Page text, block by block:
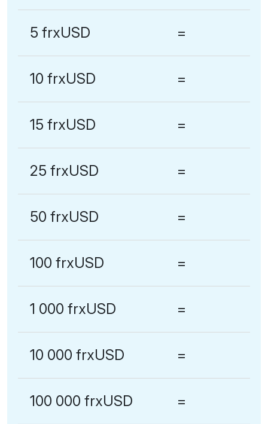
5 frxUSD =
10 frxUSD =
15 frxUSD =
25 frxUSD =
50 frxUSD =
100 frxUSD =
1 000 frxUSD =
10 000 frxUSD =
100 000 frxUSD =